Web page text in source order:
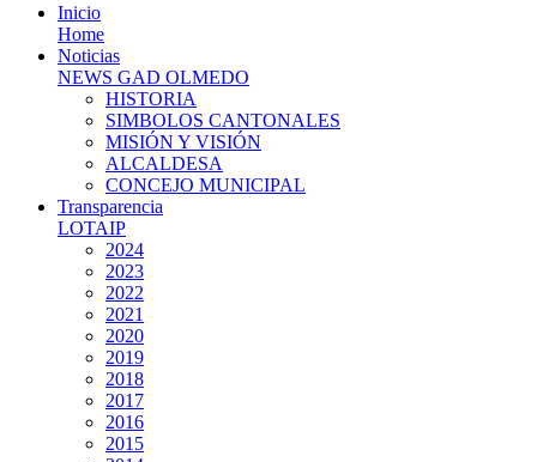
Inicio
Home
Noticias
NEWS GAD OLMEDO
HISTORIA
SIMBOLOS CANTONALES
MISIÓN Y VISIÓN
ALCALDESA
CONCEJO MUNICIPAL
Transparencia
LOTAIP
2024
2023
2022
2021
2020
2019
2018
2017
2016
2015